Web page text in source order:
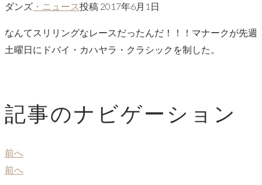
ダンズ ・ニュース投稿 2017年6月1日
なんてスリリングなレースだったんだ！！！マナークが先週
土曜日にドバイ・カハヤラ・クラシックを制した。
記事のナビゲーション
前へ
前へ